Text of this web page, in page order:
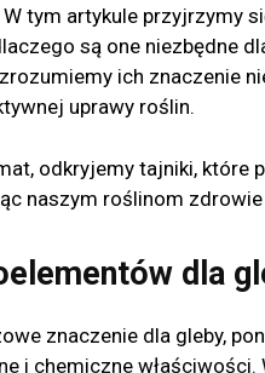
tym artykule przyjrzymy
są one niezbędne
ich znaczenie
uprawy roślin.
odkryjemy tajniki,
naszym roślinom
dla
znaczenie dla gleby,
i chemiczne